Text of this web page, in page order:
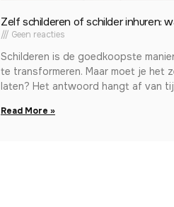
Zelf schilderen of schilder inhuren:
Geen reacties
Schilderen is de goedkoopste
te transformeren. Maar moet je het
laten? Het antwoord hangt af van
Read More »